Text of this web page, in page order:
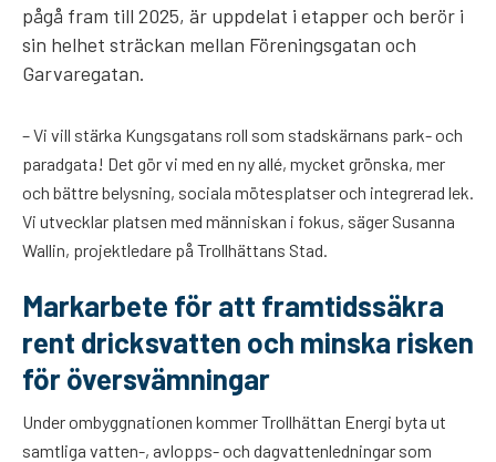
pågå fram till 2025, är uppdelat i etapper och berör i
sin helhet sträckan mellan Föreningsgatan och
Garvaregatan.
– Vi vill stärka Kungsgatans roll som stadskärnans park- och
paradgata! Det gör vi med en ny allé, mycket grönska, mer
och bättre belysning, sociala mötesplatser och integrerad lek.
Vi utvecklar platsen med människan i fokus, säger Susanna
Wallin, projektledare på Trollhättans Stad.
Markarbete för att framtidssäkra
rent dricksvatten och minska risken
för översvämningar
Under ombyggnationen kommer Trollhättan Energi byta ut
samtliga vatten-, avlopps- och dagvattenledningar som